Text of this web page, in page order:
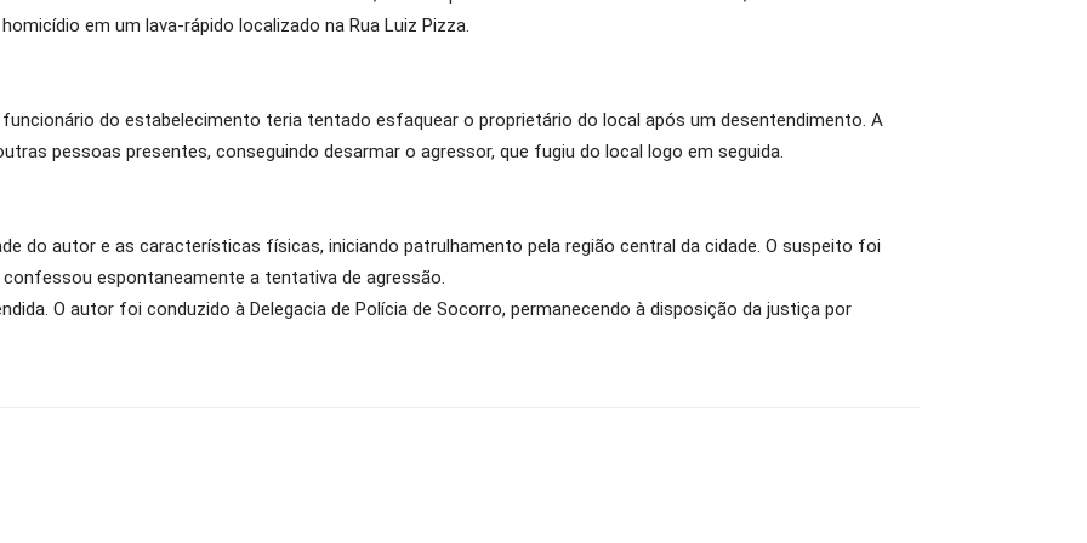
em um lava-rápido localizado na Rua Luiz Pizza.
do estabelecimento teria tentado esfaquear o proprietário do local após um desentendimento. A
pessoas presentes, conseguindo desarmar o agressor, que fugiu do local logo em seguida.
do autor e as características físicas, iniciando patrulhamento pela região central da cidade. O suspeito foi
espontaneamente a tentativa de agressão.
O autor foi conduzido à Delegacia de Polícia de Socorro, permanecendo à disposição da justiça por